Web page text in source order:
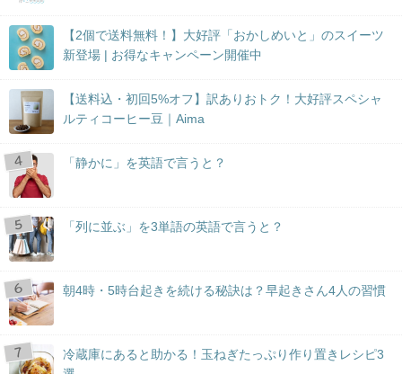
【2個で送料無料！】大好評「おかしめいと」のスイーツ
新登場 | お得なキャンペーン開催中
【送料込・初回5%オフ】訳ありおトク！大好評スペシャ
ルティコーヒー豆｜Aima
「静かに」を英語で言うと？
「列に並ぶ」を3単語の英語で言うと？
朝4時・5時台起きを続ける秘訣は？早起きさん4人の習慣
冷蔵庫にあると助かる！玉ねぎたっぷり作り置きレシピ3